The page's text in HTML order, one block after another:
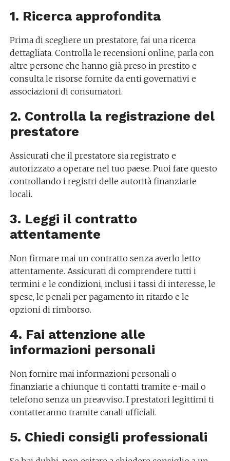
1. Ricerca approfondita
Prima di scegliere un prestatore, fai una ricerca
dettagliata. Controlla le recensioni online, parla con
altre persone che hanno già preso in prestito e
consulta le risorse fornite da enti governativi e
associazioni di consumatori.
2. Controlla la registrazione del
prestatore
Assicurati che il prestatore sia registrato e
autorizzato a operare nel tuo paese. Puoi fare questo
controllando i registri delle autorità finanziarie
locali.
3. Leggi il contratto
attentamente
Non firmare mai un contratto senza averlo letto
attentamente. Assicurati di comprendere tutti i
termini e le condizioni, inclusi i tassi di interesse, le
spese, le penali per pagamento in ritardo e le
opzioni di rimborso.
4. Fai attenzione alle
informazioni personali
Non fornire mai informazioni personali o
finanziarie a chiunque ti contatti tramite e-mail o
telefono senza un preavviso. I prestatori legittimi ti
contatteranno tramite canali ufficiali.
5. Chiedi consigli professionali